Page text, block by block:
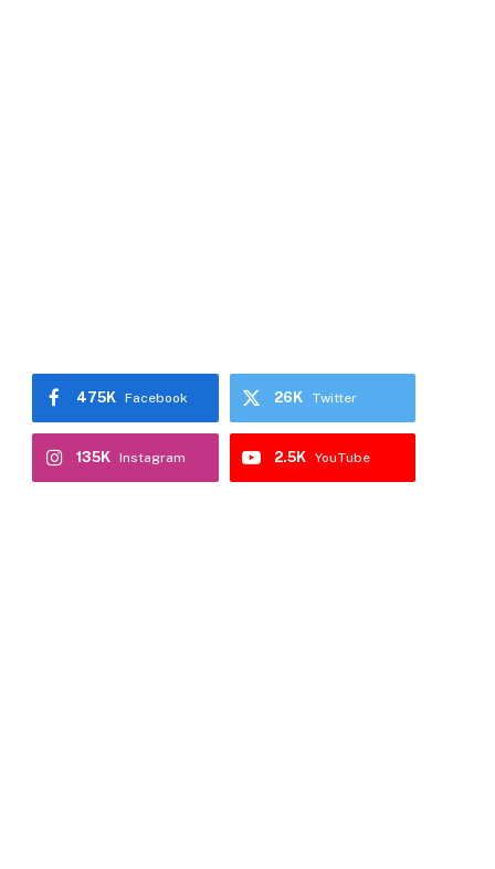
Facebook
475K Twitter
26K
Instagram
135K YouTube
2.5K